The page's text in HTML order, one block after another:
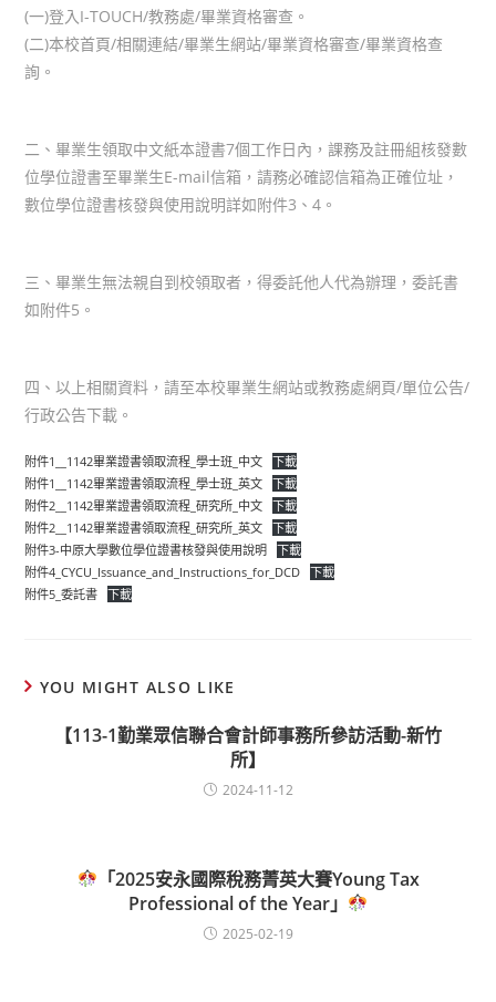
(一)登入I-TOUCH/教務處/畢業資格審查。
(二)本校首頁/相關連結/畢業生網站/畢業資格審查/畢業資格查
詢。
二、畢業生領取中文紙本證書7個工作日內，課務及註冊組核發數
位學位證書至畢業生E-mail信箱，請務必確認信箱為正確位址，
數位學位證書核發與使用說明詳如附件3、4。
三、畢業生無法親自到校領取者，得委託他人代為辦理，委託書
如附件5。
四、以上相關資料，請至本校畢業生網站或教務處網頁/單位公告/
行政公告下載。
附件1__1142畢業證書領取流程_學士班_中文 下載
附件1__1142畢業證書領取流程_學士班_英文 下載
附件2__1142畢業證書領取流程_研究所_中文 下載
附件2__1142畢業證書領取流程_研究所_英文 下載
附件3-中原大學數位學位證書核發與使用說明
下載
附件4_CYCU_Issuance_and_Instructions_for_DCD 下載
附件5_委託書 下載
YOU MIGHT ALSO LIKE
【113-1勤業眾信聯合會計師事務所參訪活動-新竹
所】
2024-11-12
「2025安永國際稅務菁英大賽Young Tax
Professional of the Year」
2025-02-19